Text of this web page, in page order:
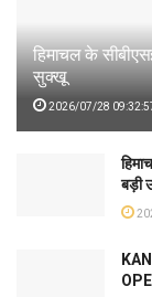
हिमाचल के
सुक्खू
2026/07/28
बड़ी